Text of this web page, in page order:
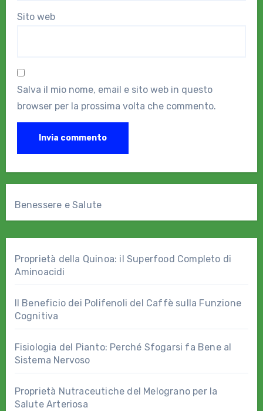
Sito web
Salva il mio nome, email e sito web in questo
browser per la prossima volta che commento.
Benessere e Salute
Proprietà della Quinoa: il Superfood Completo di
Aminoacidi
Il Beneficio dei Polifenoli del Caffè sulla Funzione
Cognitiva
Fisiologia del Pianto: Perché Sfogarsi fa Bene al
Sistema Nervoso
Proprietà Nutraceutiche del Melograno per la
Salute Arteriosa